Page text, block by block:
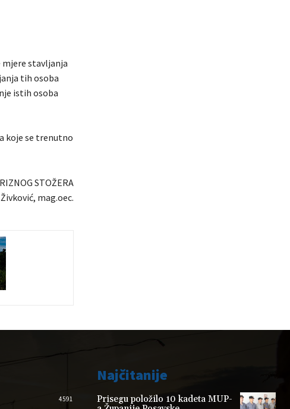
mjere stavljanja
tih osoba
istih osoba
koje se trenutno
STOŽERA
mag.oec.
4591
Najčitanije
Prisegu položilo 10 kadeta MUP-